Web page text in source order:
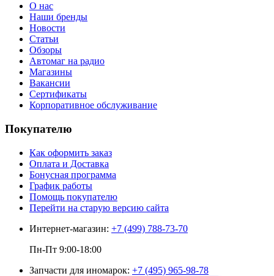
О нас
Наши бренды
Новости
Статьи
Обзоры
Автомаг на радио
Магазины
Вакансии
Сертификаты
Корпоративное обслуживание
Покупателю
Как оформить заказ
Оплата и Доставка
Бонусная программа
График работы
Помощь покупателю
Перейти на старую версию сайта
Интернет-магазин: +7 (499) 788-73-70
Пн-Пт 9:00-18:00
Запчасти для иномарок: +7 (495) 965-98-78